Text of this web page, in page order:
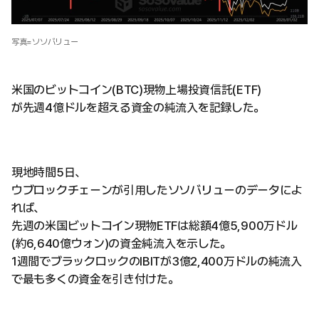
写真=ソソバリュー
米国のビットコイン(BTC)現物上場投資信託(ETF)
が先週4億ドルを超える資金の純流入を記録した。
現地時間5日、
ウブロックチェーンが引用したソソバリューのデータによ
れば、
先週の米国ビットコイン現物ETFは総額4億5,900万ドル
(約6,640億ウォン)の資金純流入を示した。
1週間でブラックロックのIBITが3億2,400万ドルの純流入
で最も多くの資金を引き付けた。